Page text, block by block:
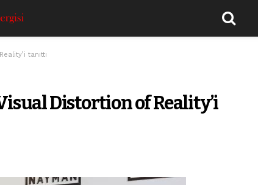
tanıttı
Distortion of Reality’i